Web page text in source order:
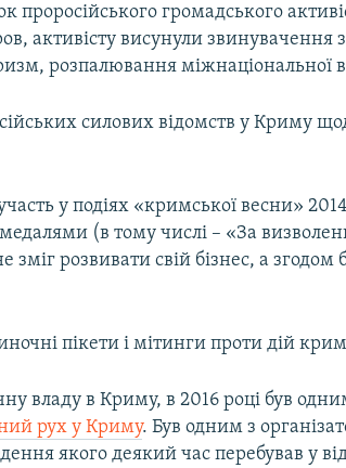
громадського
активісту висунули звинувачення
розпалювання міжнаціональної
силових відомств у Криму
у подіях «кримської весни»
(в тому числі – «За
зміг розвивати свій бізнес, а згодом
пікети і мітинги проти дій
владу в Криму, в 2016 році був
рух у Криму. Був одним з
якого деякий час перебував у